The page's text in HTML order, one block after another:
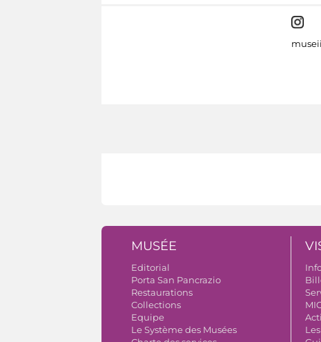
MUSÉE
Editorial
Porta San Pancrazio
Restaurations
Collections
Equipe
Le Système des Musées